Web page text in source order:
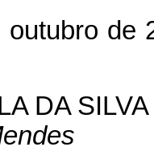
de
DA SILVA